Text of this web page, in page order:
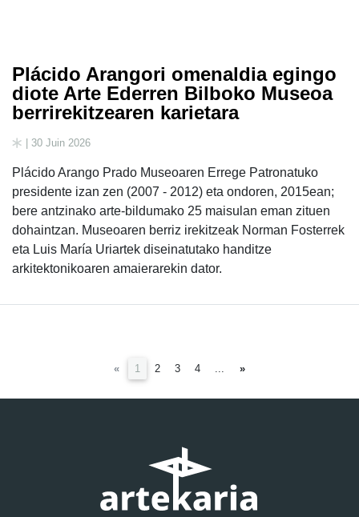
Plácido Arangori omenaldia egingo
diote Arte Ederren Bilboko Museoa
berrirekitzearen karietara
| 30 Juin 2026
Plácido Arango Prado Museoaren Errege Patronatuko
presidente izan zen (2007 - 2012) eta ondoren, 2015ean;
bere antzinako arte-bildumako 25 maisulan eman zituen
dohaintzan. Museoaren berriz irekitzeak Norman Fosterrek
eta Luis María Uriartek diseinatutako handitze
arkitektonikoaren amaierarekin dator.
« 1 (current)
2 3 4 »